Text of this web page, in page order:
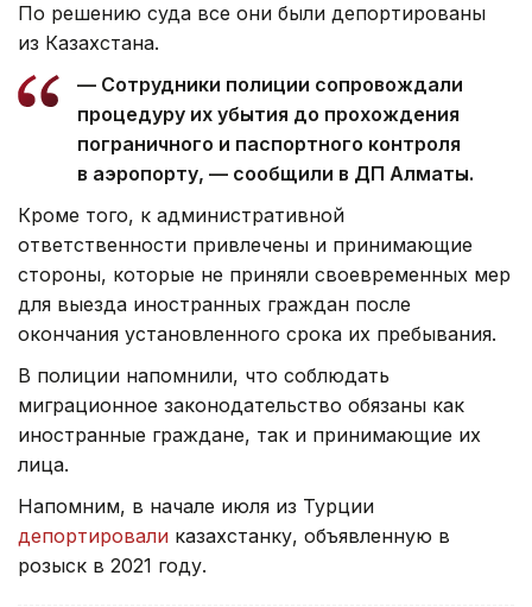
По решению суда все они были депортированы
из Казахстана.
— Сотрудники полиции сопровождали
процедуру их убытия до прохождения
пограничного и паспортного контроля
в аэропорту, — сообщили в ДП Алматы.
Кроме того, к административной
ответственности привлечены и принимающие
стороны, которые не приняли своевременных мер
для выезда иностранных граждан после
окончания установленного срока их пребывания.
В полиции напомнили, что соблюдать
миграционное законодательство обязаны как
иностранные граждане, так и принимающие их
лица.
Напомним, в начале июля из Турции
депортировали казахстанку, объявленную в
розыск в 2021 году.